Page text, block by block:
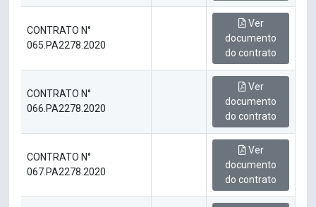
CONTRATO N°
065.PA2278.2020
Ver
documento
do contrato
CONTRATO N°
066.PA2278.2020
Ver
documento
do contrato
CONTRATO N°
067.PA2278.2020
Ver
documento
do contrato